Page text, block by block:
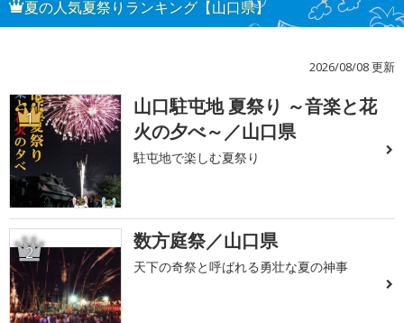
夏の人気夏祭りランキング【山口県】
2026/08/08 更新
1
山口駐屯地 夏祭り ～音楽と花
火の夕べ～／山口県
駐屯地で楽しむ夏祭り
2 数方庭祭／山口県
天下の奇祭と呼ばれる勇壮な夏の神事